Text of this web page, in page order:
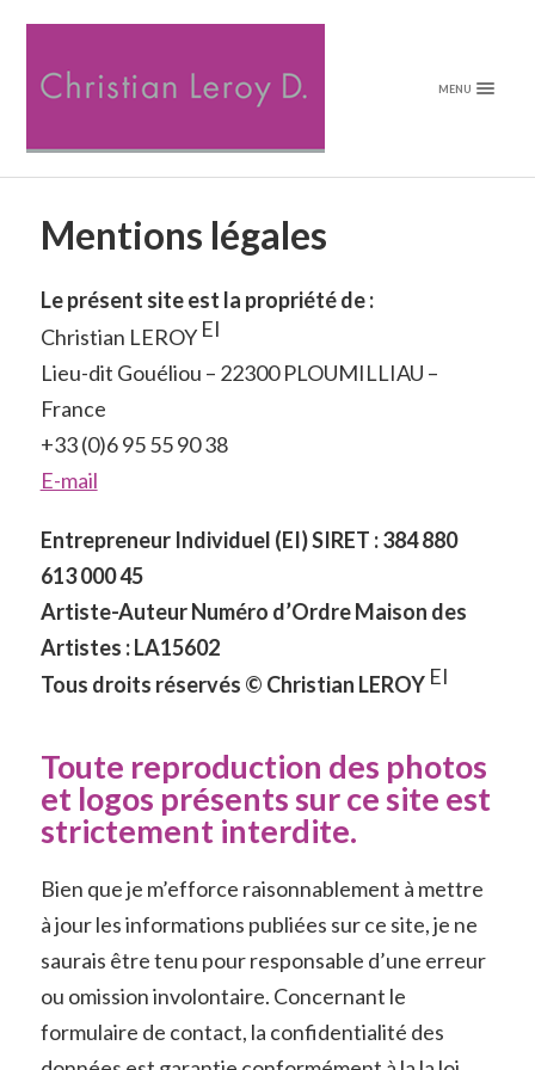
MENU
Mentions légales
Le présent site est la propriété de :
Christian LEROYEI
Lieu-dit Gouéliou – 22300 PLOUMILLIAU –
France
+33 (0)6 95 55 90 38
E-mail
Entrepreneur Individuel (EI) SIRET : 384 880
613 000 45
Artiste-Auteur Numéro d’Ordre Maison des
Artistes : LA15602
Tous droits réservés © Christian LEROY EI
Toute reproduction des photos
et logos présents sur ce site est
strictement interdite.
Bien que je m’efforce raisonnablement à mettre
à jour les informations publiées sur ce site, je ne
saurais être tenu pour responsable d’une erreur
ou omission involontaire. Concernant le
formulaire de contact, la confidentialité des